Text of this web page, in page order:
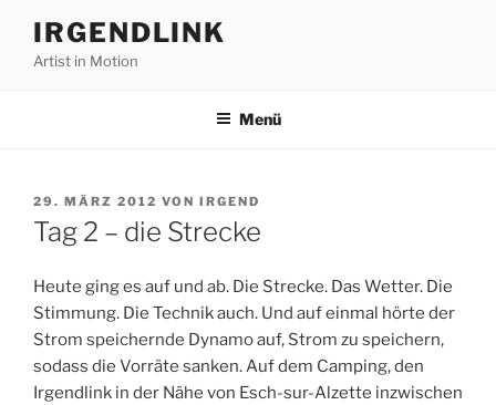
Inhalt
springen
IRGENDLINK
Artist in Motion
Menü
VERÖFFENTLICHT
AM
29. MÄRZ 2012 VON IRGEND
Tag 2 – die Strecke
Heute ging es auf und ab. Die Strecke. Das Wetter. Die
Stimmung. Die Technik auch. Und auf einmal hörte der
Strom speichernde Dynamo auf, Strom zu speichern,
sodass die Vorräte sanken. Auf dem Camping, den
Irgendlink in der Nähe von Esch-sur-Alzette inzwischen